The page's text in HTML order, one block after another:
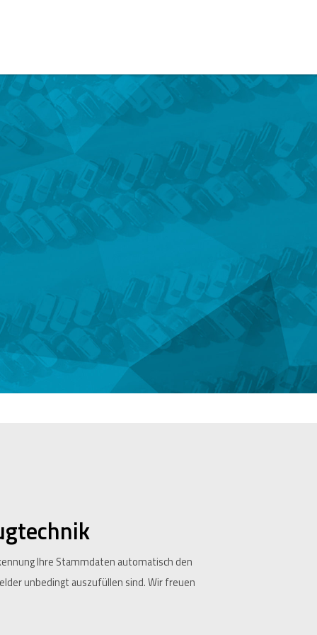
Ihre Stammdaten automatisch den
unbedingt auszufüllen sind. Wir freuen